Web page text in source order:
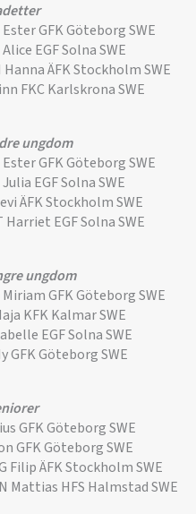
Ester GFK Göteborg SWE
EGF Solna SWE
Hanna ÄFK Stockholm SWE
FKC Karlskrona SWE
ungdom
Ester GFK Göteborg SWE
EGF Solna SWE
ÄFK Stockholm SWE
Harriet EGF Solna SWE
ungdom
Miriam GFK Göteborg SWE
KFK Kalmar SWE
EGF Solna SWE
GFK Göteborg SWE
GFK Göteborg SWE
GFK Göteborg SWE
Filip ÄFK Stockholm SWE
Mattias HFS Halmstad SWE